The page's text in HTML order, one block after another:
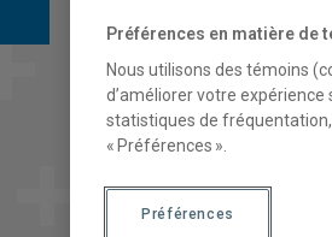
Préférences en matière de
Nous utilisons des témoins
d’améliorer votre expérience
statistiques de
« Préférences ».
Préférences